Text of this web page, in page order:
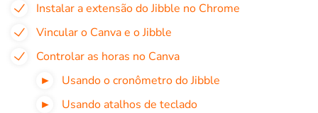
Instalar a extensão do Jibble no Chrome
Vincular o Canva e o Jibble
Controlar as horas no Canva
Usando o cronômetro do Jibble
Usando atalhos de teclado